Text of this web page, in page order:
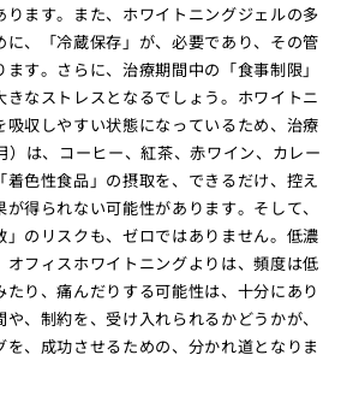
ります。また、ホワイトニングジェルの多
に、「冷蔵保存」が、必要であり、その管
す。さらに、治療期間中の「食事制限」
きなストレスとなるでしょう。ホワイトニ
吸収しやすい状態になっているため、治療
）は、コーヒー、紅茶、赤ワイン、カレー
着色性食品」の摂取を、できるだけ、控え
得られない可能性があります。そして、
」のリスクも、ゼロではありません。低濃
オフィスホワイトニングよりは、頻度は低
り、痛んだりする可能性は、十分にあり
、制約を、受け入れられるかどうかが、
を、成功させるための、分かれ道となりま